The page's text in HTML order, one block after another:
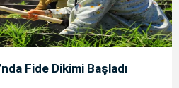
Fide Dikimi Başladı